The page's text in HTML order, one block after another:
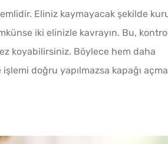
Tek
Eliniz kaymayacak şekilde
iki elinizle kavrayın. Bu,
koyabilirsiniz. Böylece hem daha
doğru yapılmazsa kapağı